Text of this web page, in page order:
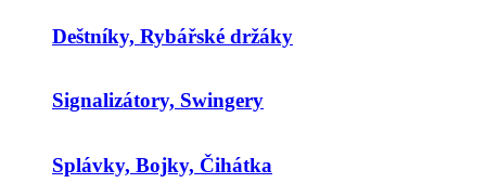
Deštníky, Rybářské držáky
Signalizátory, Swingery
Splávky, Bojky, Čihátka